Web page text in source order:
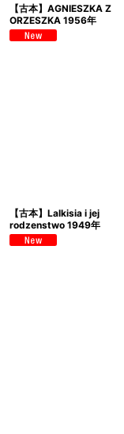
【古本】AGNIESZKA Z
ORZESZKA 1956年
【古本】Lalkisia i jej
rodzenstwo 1949年